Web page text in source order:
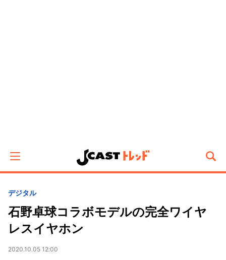
デジタル
石野卓球コラボモデルの完全ワイヤ
レスイヤホン
2020.10.05 12:00